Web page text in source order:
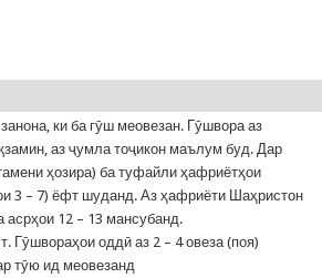
ки ба гӯш меовезан. Гӯшвора аз
аз ҷумла тоҷикон маълум буд. Дар
ҳозира) ба туфайли ҳафриётҳои
3 – 7) ёфт шуданд. Аз ҳафриёти Шаҳристон
асрҳои 12 – 13 мансубанд.
Гӯшвораҳои оддӣ аз 2 – 4 овеза (поя)
тӯю ид меовезанд